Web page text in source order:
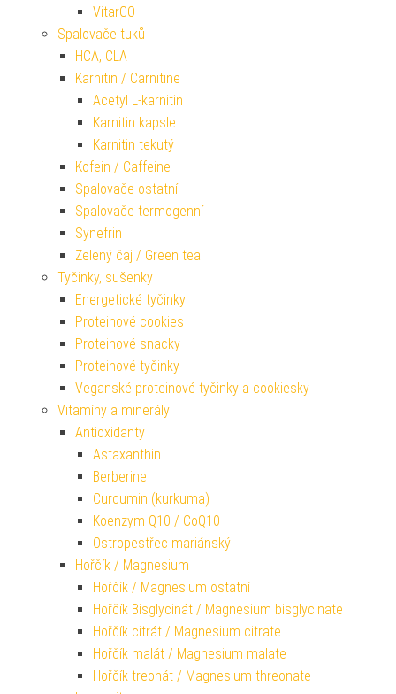
VitarGO
Spalovače tuků
HCA, CLA
Karnitin / Carnitine
Acetyl L-karnitin
Karnitin kapsle
Karnitin tekutý
Kofein / Caffeine
Spalovače ostatní
Spalovače termogenní
Synefrin
Zelený čaj / Green tea
Tyčinky, sušenky
Energetické tyčinky
Proteinové cookies
Proteinové snacky
Proteinové tyčinky
Veganské proteinové tyčinky a cookiesky
Vitamíny a minerály
Antioxidanty
Astaxanthin
Berberine
Curcumin (kurkuma)
Koenzym Q10 / CoQ10
Ostropestřec mariánský
Hořčík / Magnesium
Hořčík / Magnesium ostatní
Hořčík Bisglycinát / Magnesium bisglycinate
Hořčík citrát / Magnesium citrate
Hořčík malát / Magnesium malate
Hořčík treonát / Magnesium threonate